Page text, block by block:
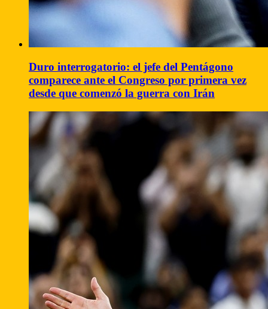
Duro interrogatorio: el jefe del Pentágono
comparece ante el Congreso por primera vez
desde que comenzó la guerra con Irán